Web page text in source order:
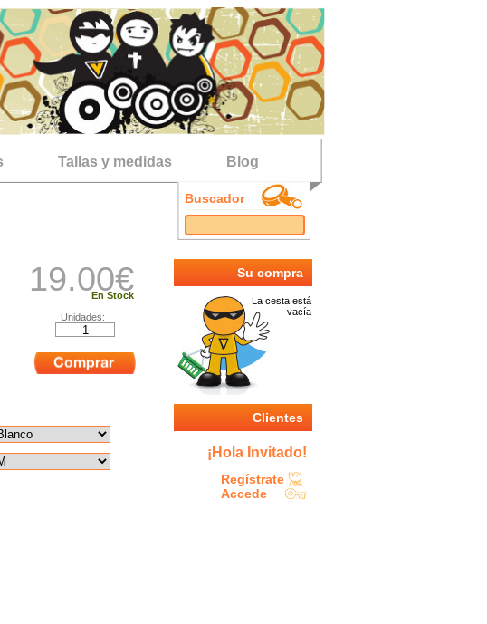
Tallas y medidas Blog
19.00€
En Stock
Unidades:
Buscador
Su compra
La cesta está
vacía
Clientes
¡Hola Invitado!
Regístrate
Accede